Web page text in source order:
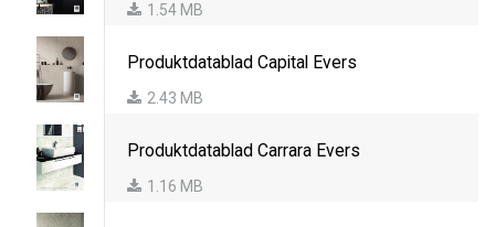
1.54 MB
Produktdatablad Capital Evers
2.43 MB
Produktdatablad Carrara Evers
1.16 MB